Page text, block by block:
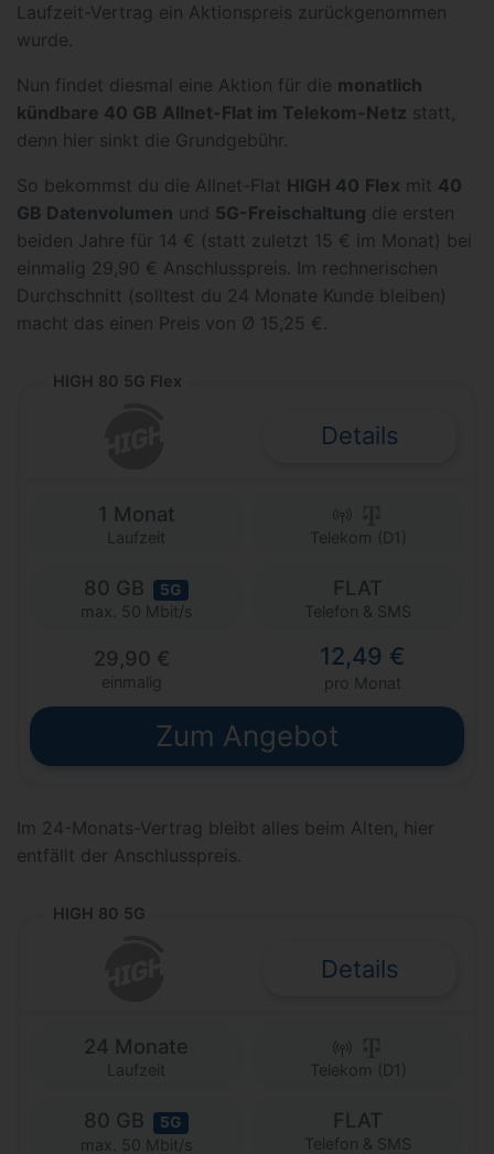
Laufzeit-Vertrag ein Aktionspreis zurückgenommen
wurde.
Nun findet diesmal eine Aktion für die monatlich
kündbare 40 GB Allnet-Flat im Telekom-Netz statt,
denn hier sinkt die Grundgebühr.
So bekommst du die Allnet-Flat HIGH 40 Flex mit 40
GB Datenvolumen und 5G-Freischaltung die ersten
beiden Jahre für 14 € (statt zuletzt 15 € im Monat) bei
einmalig 29,90 € Anschlusspreis. Im rechnerischen
Durchschnitt (solltest du 24 Monate Kunde bleiben)
macht das einen Preis von Ø 15,25 €.
HIGH 80 5G Flex
Details
1 Monat
Laufzeit Telekom (D1)
80 GB 5G
max. 50 Mbit/s
FLAT
Telefon & SMS
29,90 €
einmalig
12,49 €
pro Monat
Zum Angebot
Im 24-Monats-Vertrag bleibt alles beim Alten, hier
entfällt der Anschlusspreis.
HIGH 80 5G
Details
24 Monate
Laufzeit Telekom (D1)
80 GB 5G
max. 50 Mbit/s
FLAT
Telefon & SMS